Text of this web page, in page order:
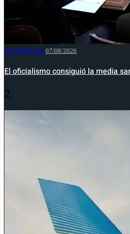
NACIONALES 07/08/2026
El oficialismo consiguió la media
2